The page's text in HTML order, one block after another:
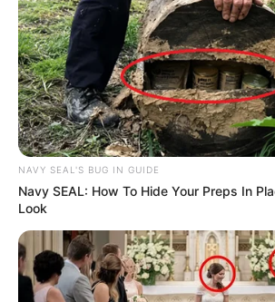
NAVY SEAL'S BUG IN GUIDE
Navy SEAL: How To Hide Your Preps In
Look